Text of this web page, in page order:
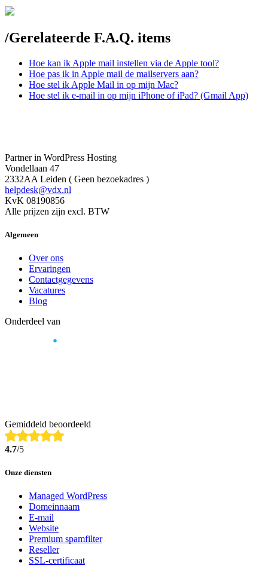
/Gerelateerde F.A.Q. items
Hoe kan ik Apple mail instellen via de Apple tool?
Hoe pas ik in Apple mail de mailservers aan?
Hoe stel ik Apple Mail in op mijn Mac?
Hoe stel ik e-mail in op mijn iPhone of iPad? (Gmail App)
Partner in WordPress Hosting
Vondellaan 47
2332AA Leiden ( Geen bezoekadres )
helpdesk@vdx.nl
KvK 08190856
Alle prijzen zijn excl. BTW
Algemeen
Over ons
Ervaringen
Contactgegevens
Vacatures
Blog
Onderdeel van
Gemiddeld beoordeeld
4.7/5
Onze diensten
Managed WordPress
Domeinnaam
E-mail
Website
Premium spamfilter
Reseller
SSL-certificaat